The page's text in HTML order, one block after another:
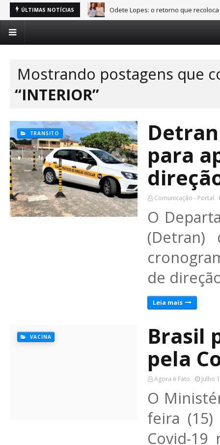
ÚLTIMAS NOTÍCIAS Odete Lopes: o retorno que
Mostrando postagens que
INTERIOR
TRANSITO
para
Comunicação - Portal
O
(Detran)
de
Leia mais
VACINA
Brasil
pela
Agora é Fato Julho
O
feira
Covid-